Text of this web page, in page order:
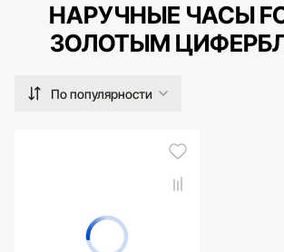
НАРУЧНЫЕ ЧАСЫ
ЗОЛОТЫМ
По популярности